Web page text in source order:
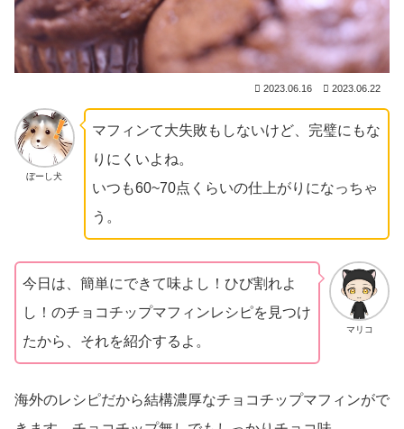
2023.06.16 2023.06.22
ぼーし犬
マフィンて大失敗もしないけど、完璧にもな
りにくいよね。
いつも60~70点くらいの仕上がりになっちゃ
う。
マリコ
今日は、簡単にできて味よし！ひび割れよ
し！のチョコチップマフィンレシピを見つけ
たから、それを紹介するよ。
海外のレシピだから結構濃厚なチョコチップマフィンがで